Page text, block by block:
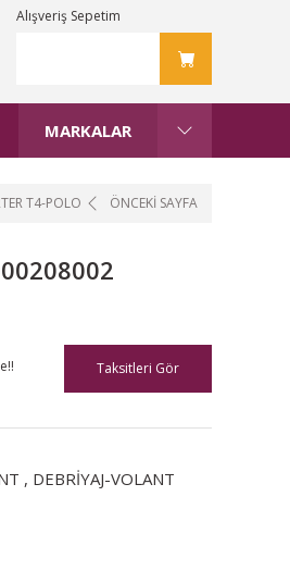
Alışveriş Sepetim
MARKALAR
T4-POLO ÖNCEKİ SAYFA
Taksitleri Gör
, DEBRİYAJ-VOLANT